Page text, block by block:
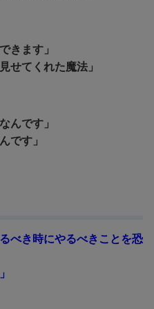
きます」
せてくれた魔法」
んです」
です」
べき時にやるべきことを恐